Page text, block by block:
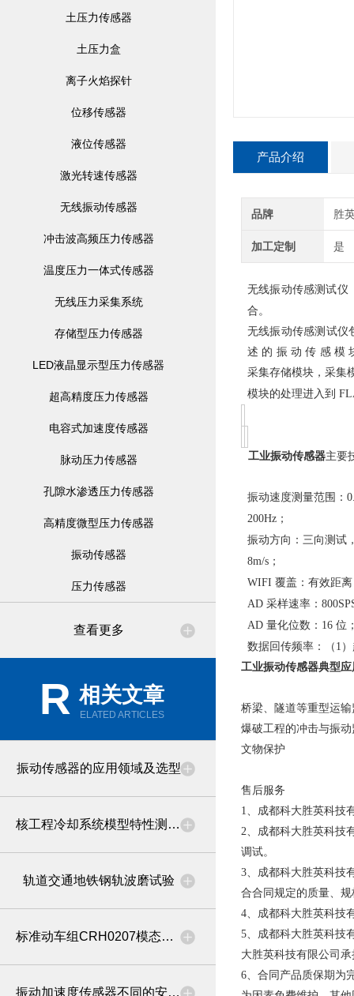
土压力传感器
土压力盒
离子火焰探针
位移传感器
液位传感器
激光转速传感器
无线振动传感器
冲击波高频压力传感器
温度压力一体式传感器
无线压力采集系统
存储型压力传感器
LED液晶显示型压力传感器
超高精度压力传感器
电容式加速度传感器
脉动压力传感器
孔隙水渗透压力传感器
高精度微型压力传感器
振动传感器
压力传感器
查看更多
R 相关文章
ELATED ARTICLES
振动传感器的应用领域及选型
核工程冷却系统模型特性测试系统设备的介绍
轨道交通地铁钢轨波磨试验
标准动车组CRH0207模态试验和线路试验
振动加速度传感器不同的安装方式
产品介绍
品牌 胜
加工定制 是
无线振动传感测试仪
合。
无线振动传感测试
述 的 振 动 传 感 模
采集存储模块，采集
模块的处理进入到
工业振动传感器主要
振动速度测量范围：
200Hz；
振动方向：三向测试
8m/s；
WIFI 覆盖：有效距
AD 采样速率：
AD 量化位数： 16 位
数据回传频率：（ 1
工业振动传感器典型应
桥梁、隧道等重型运
爆破工程的冲击与振
文物保护
售后服务
1、成都科大胜英科技
2、成都科大胜英科技
调试。
3、成都科大胜英科技
合合同规定的质量、
4、成都科大胜英科技
5、成都科大胜英科技
大胜英科技有限公司
6、合同产品质保期为